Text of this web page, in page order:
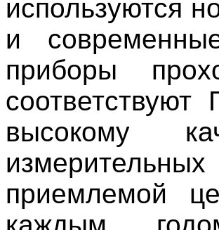
используются
и
приборы
высокому
приемлемой